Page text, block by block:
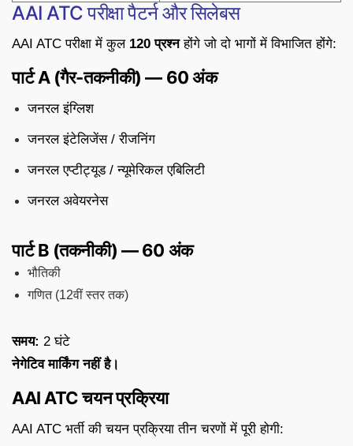
AAI ATC परीक्षा पैटर्न और सिलेबस
AAI ATC परीक्षा में कुल 120 प्रश्नहोंगे जो दो भागों में विभाजित होंगे:
पार्ट A (गैर-तकनीकी) — 60 अंक
जनरल इंग्लिश
जनरल इंटेलिजेंस / रीजनिंग
जनरल एप्टीट्यूड / न्यूमेरिकल एबिलिटी
जनरल अवेयरनेस
पार्ट B (तकनीकी) — 60 अंक
भौतिकी
गणित (12वीं स्तर तक)
समय: 2 घंटे
नेगेटिव मार्किंग नहीं है।
AAI ATC चयन प्रक्रिया
AAI ATC भर्ती की चयन प्रक्रिया तीन चरणों में पूरी होगी: